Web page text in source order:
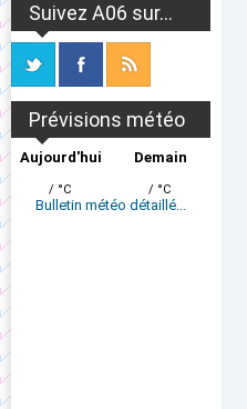
Suivez A06 sur...
Prévisions météo
Aujourd'hui
/ °C
Demain
/ °C
Bulletin météo détaillé...